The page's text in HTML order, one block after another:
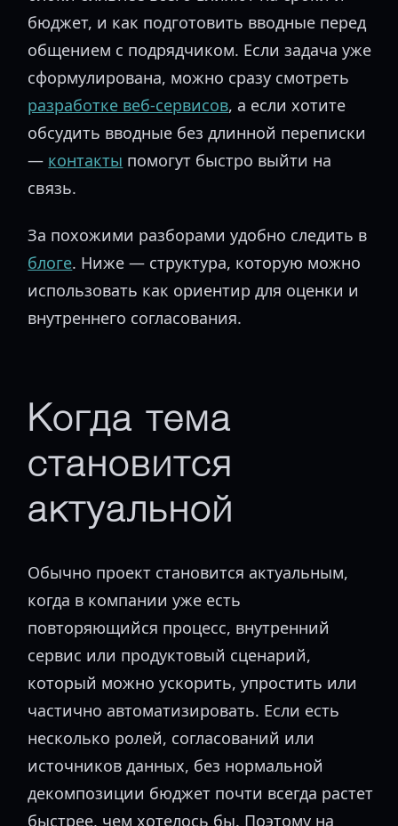
бюджет, и как подготовить вводные перед
общением с подрядчиком. Если задача уже
сформулирована, можно сразу смотреть
разработке веб-сервисов, а если хотите
обсудить вводные без длинной переписки
— контакты помогут быстро выйти на
связь.
За похожими разборами удобно следить в
блоге. Ниже — структура, которую можно
использовать как ориентир для оценки и
внутреннего согласования.
Когда тема
становится
актуальной
Обычно проект становится актуальным,
когда в компании уже есть
повторяющийся процесс, внутренний
сервис или продуктовый сценарий,
который можно ускорить, упростить или
частично автоматизировать. Если есть
несколько ролей, согласований или
источников данных, без нормальной
декомпозиции бюджет почти всегда растет
быстрее, чем хотелось бы. Поэтому на